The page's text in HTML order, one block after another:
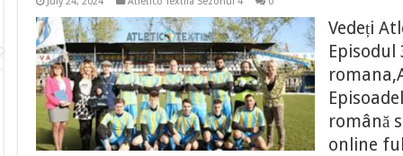
Vedeți
română
online